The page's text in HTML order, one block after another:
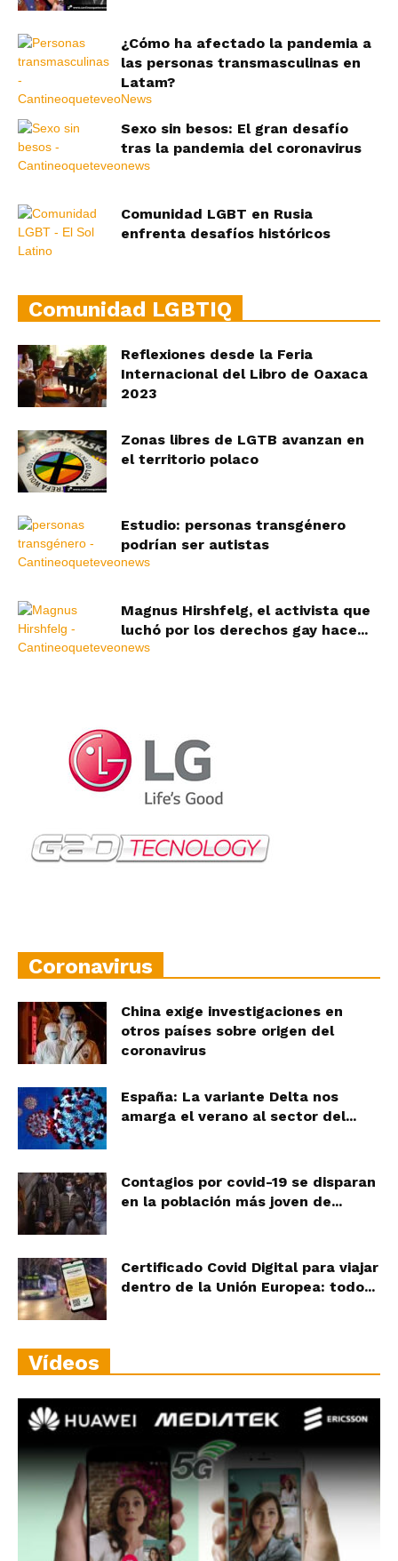
¿Cómo ha afectado la pandemia a
las personas transmasculinas en
Latam?
Sexo sin besos: El gran desafío
tras la pandemia del coronavirus
Comunidad LGBT en Rusia
enfrenta desafíos históricos
Comunidad LGBTIQ
Reflexiones desde la Feria
Internacional del Libro de Oaxaca
2023
Zonas libres de LGTB avanzan en
el territorio polaco
Estudio: personas transgénero
podrían ser autistas
Magnus Hirshfelg, el activista que
luchó por los derechos gay hace...
Coronavirus
China exige investigaciones en
otros países sobre origen del
coronavirus
España: La variante Delta nos
amarga el verano al sector del...
Contagios por covid-19 se disparan
en la población más joven de...
Certificado Covid Digital para viajar
dentro de la Unión Europea: todo...
Vídeos